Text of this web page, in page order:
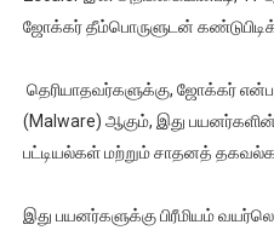
ஜோக்கர் தீம்பொருளுடன்
தெரியாதவர்களுக்கு, ஜோக்கர்
(Malware) ஆகும், இது
பட்டியல்கள் மற்றும் சாதனத்
இது பயனர்களுக்கு பிரீமியம்